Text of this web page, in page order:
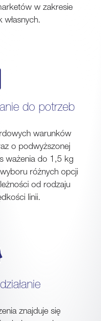
w zakresie
do potrzeb
warunków
o podwyższonej
ważenia do 1,5 kg
różnych opcji
od rodzaju
linii.
znajduje się